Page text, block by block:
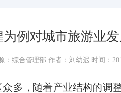
为例对城市旅游业
：综合管理部 作者：刘幼迟 时间：
多，随着产业结构的调